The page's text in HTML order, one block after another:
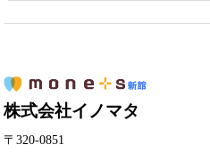
株式会社イノマタ
〒320-0851